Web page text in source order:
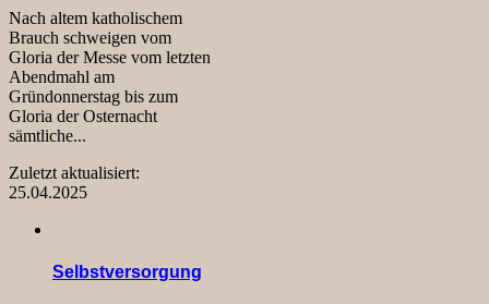
Nach altem katholischem
Brauch schweigen vom
Gloria der Messe vom letzten
Abendmahl am
Gründonnerstag bis zum
Gloria der Osternacht
sämtliche...
Zuletzt aktualisiert:
25.04.2025
Selbstversorgung